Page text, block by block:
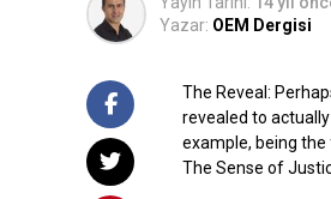
Yazar: OEM Dergisi
The Reveal:
revealed to
example, being
The Sense of